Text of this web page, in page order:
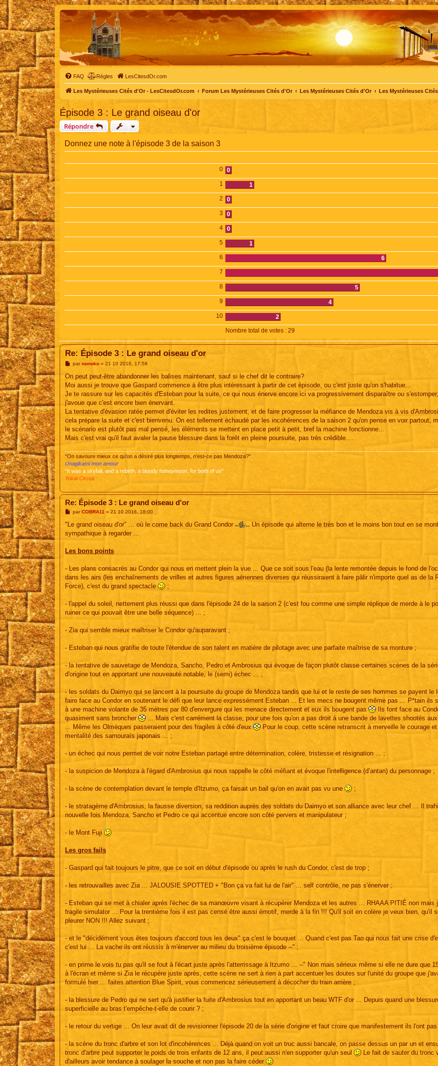
FAQ Règles LesCitesdOr.com
Les Mystérieuses Cités d'Or - LesCitesdOr.com Forum Les Mystérieuses Cités d'Or Les Mystérieuses Cités d'Or Les Mystérieuses
Épisode 3 : Le grand oiseau d'or
Répondre
Donnez une note à l'épisode 3 de la saison 3
0 0
1 1
2 0
3 0
4 0
5 1
6 6
7
8 5
9 4
10 2
Nombre total de votes : 29
Re: Épisode 3 : Le grand oiseau d'or
M
s
a
g
par nonoko» 21 10 2016, 17:58
On peut peut-être abandonner les balises maintenant, sauf si le chef dit le contraire?
Moi aussi je trouve que Gaspard commence à être plus intéressant à partir de cet épisode, ou c'est juste qu'on s'habitue...
Je te rassure sur les capacités d'Esteban pour la suite, ce qui nous énerve encore ici va progressivement disparaître ou
j'avoue que c'est encore bien énervant.
La tentative d'évasion ratée permet d'éviter les redites justement, et de faire progresser la méfiance de Mendoza vis à vis
cela prépare la suite et c'est bienvenu. On est tellement échaudé par les incohérences de la saison 2 qu'on pense en voir partout,
le scénario est plutôt pas mal pensé, les éléments se mettent en place petit à petit, bref la machine fonctionne...
Mais c'est vrai qu'il faut avaler la pause blessure dans la forêt en pleine poursuite, pas très crédible....
"On savoure mieux ce qu'on a désiré plus longtemps, n'est-ce pas Mendoza?"
Unagikami mon amour
"It was a skyfall, and a rebirth, a bloody honeymoon, for both of us"
Yokai Circus
Re: Épisode 3 : Le grand oiseau d'or
M
s
a
parCOBRA11» 21 10 2016, 18:00
"Le grand oiseau d'or" ... où le come back du Grand Condor
Un épisode qui alterne le très bon et le moins bon tout en se
sympathique à regarder ...
Les bons points
- Les plans consacrés au Condor qui nous en mettent plein la vue ... Que ce soit sous l'eau (la lente remontée depuis le fond de
dans les airs (les enchaînements de vrilles et autres figures aériennes diverses qui réussiraient à faire pâlir n'importe quel as de la
Force), c'est du grand spectacle
;
- l'appel du soleil, nettement plus réussi que dans l'épisode 24 de la saison 2 (c'est fou comme une simple réplique de merde à le
ruiner ce qui pouvait être une belle séquence) ... ;
- Zia qui semble mieux maîtriser le Condor qu'auparavant ;
- Esteban qui nous gratifie de toute l'étendue de son talent en matière de pilotage avec une parfaite maîtrise de sa monture ;
- la tentative de sauvetage de Mendoza, Sancho, Pedro et Ambrosius qui évoque de façon plutôt classe certaines scènes de la
d'origine tout en apportant une nouveauté notable, le (semi) échec ... ;
- les soldats du Daimyo qui se lancent à la poursuite du groupe de Mendoza tandis que lui et le reste de ses hommes se payent le
faire face au Condor en soutenant le défi que leur lance expressément Esteban ... Et les mecs ne bougent même pas ... P*tain ils
à une machine volante de 35 mètres par 80 d'envergure qui les menace directement et eux ils bougent pas
Ils font face au
quasiment sans broncher
... Mais c'est carrément la classe, pour une fois qu'on a pas droit à une bande de lavettes shootés
... Même les Olmèques passeraient pour des fragiles à côté d'eux
Pour le coup, cette scène retranscrit à merveille le courage
mentalité des samouraïs japonais ... ;
- un échec qui nous permet de voir notre Esteban partagé entre détermination, colère, tristesse et résignation ... ;
- la suspicion de Mendoza à l'égard d'Ambrosius qui nous rappelle le côté méfiant et évoque l'intelligence (d’antan) du personnage ;
- la scène de contemplation devant le temple d'Itzumo, ça faisait un bail qu'on en avait pas vu une ;
- le stratagème d'Ambrosius, la fausse diversion, sa reddition auprès des soldats du Daimyo et son alliance avec leur chef ... Il
nouvelle fois Mendoza, Sancho et Pedro ce qui accentue encore son côté pervers et manipulateur ;
- le Mont Fuji
Les gros fails
- Gaspard qui fait toujours le pitre, que ce soit en début d'épisode ou après le rush du Condor, c'est de trop ;
- les retrouvailles avec Zia ... JALOUSIE SPOTTED + "Bon ça va fait lui de l'air" ... self contrôle, ne pas s'énerver ;
- Esteban qui se met à chialer après l'échec de sa manœuvre visant à récupérer Mendoza et les autres ... RHAAA PITIÉ non mais
fragile simulator ... Pour la trentième fois il est pas censé être aussi émotif, merde à la fin !!! Qu'il soit en colère je veux bien, qu'il
pleurer NON !!! Allez suivant ;
- et le "décidément vous êtes toujours d'accord tous les deux" ça c'est le bouquet ... Quand c'est pas Tao qui nous fait une crise
c'est lui ... La vache ils ont réussis à m'énerver au milieu du troisième épisode --" ;
- en prime le vois tu pas qu'il se fout à l'écart juste après l'atterrissage à Itzumo ... --" Non mais sérieux même si elle ne dure que
à l'écran et même si Zia le récupère juste après, cette scène ne sert à rien à part accentuer les doutes sur l'unité du groupe que
formulé hier ... faites attention Blue Spirit, vous commencez sérieusement à décocher du train arrière ;
- la blessure de Pedro qui ne sert qu'à justifier la fuite d'Ambrosius tout en apportant un beau WTF d'or ... Depuis quand une
superficielle au bras t'empêche-t-elle de courir ? ;
- le retour du vertige ... On leur avait dit de revisionner l'épisode 20 de la série d'origine et faut croire que manifestement ils l'ont
- la scène du tronc d'arbre et son lot d'incohérences ... Déjà quand on voit un truc aussi bancale, on passe dessus un par un et
tronc d'arbre peut supporter le poids de trois enfants de 12 ans, il peut aussi n'en supporter qu'un seul
Le fait de sauter du tronc
d'ailleurs avoir tendance à soulager la souche et non pas la faire céder